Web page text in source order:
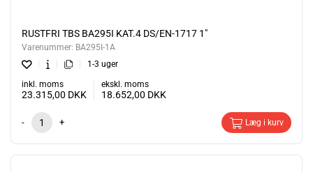
RUSTFRI TBS BA295I KAT.4 DS/EN-1717 1"
Varenummer: BA295I-1A
1-3 uger
inkl. moms
23.315,00 DKK
ekskl. moms
18.652,00 DKK
- + Læg i kurv